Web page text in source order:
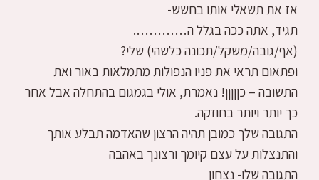
אז את תשאלי אותו בחשש-
תגיד, אתה ככה בגלל ה………….
(אף/גובה/משקל/תכונה כלשהי) שלי?
ופתאום תראי את פניו הנפולות מתמלאות באור ואת
התשובה – כןןןןן! נאמרת, אולי בגמגום בהתחלה אבל אחר
כך יותר ויותר בחוזקה.
התגובה שלך כמובן תהיה הרצון שהאדמה תבלע אותך
והתנצלות על עצם קיומך ורצונך באהבה
התגובה שלו- נצחון